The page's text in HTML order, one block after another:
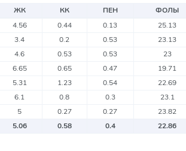
ЖК КК ПЕН
ФОЛЫ
4.56 0.44 0.13
25.13
3.4 0.2 0.53
23.13
4.6 0.53 0.53
23
6.65 0.65 0.47
19.71
5.31 1.23 0.54
22.69
6.1 0.8 0.3
23.1
5 0.27 0.27
23.82
5.06 0.58 0.4 22.86